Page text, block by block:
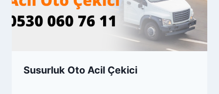
Susurluk Oto Acil Çekici